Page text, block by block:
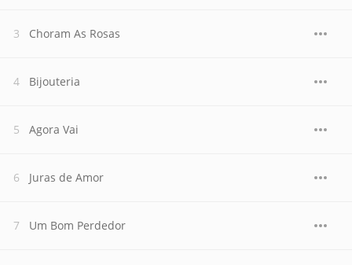
Choram As Rosas
Bijouteria
Agora Vai
Juras de Amor
Um Bom Perdedor